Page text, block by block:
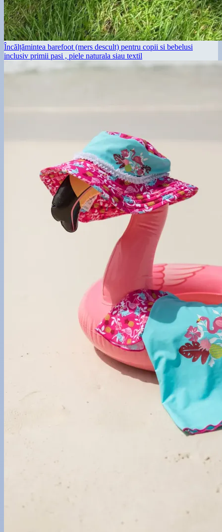
Încălțămintea barefoot (mers descult) pentru copii si bebelusi
inclusiv primii pasi , piele naturala siau textil